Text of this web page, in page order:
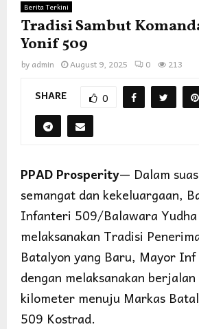
Berita Terkini
Tradisi Sambut
Yonif 509
by admin August 9, 2025 0 213
SHARE 0
PPAD Prosperity— Dalam
semangat dan kekeluargaan,
Infanteri 509/Balawara
melaksanakan Tradisi
Batalyon yang Baru, Mayor
dengan melaksanakan
kilometer menuju Markas
509 Kostrad.